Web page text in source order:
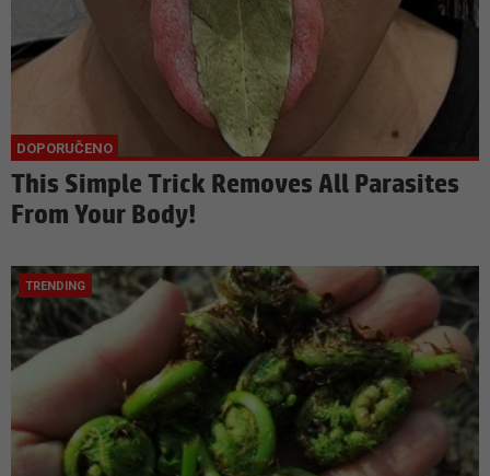
This Simple Trick Removes All Parasites
From Your Body!